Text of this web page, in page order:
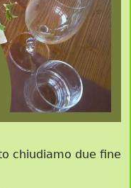
chiudiamo due fine